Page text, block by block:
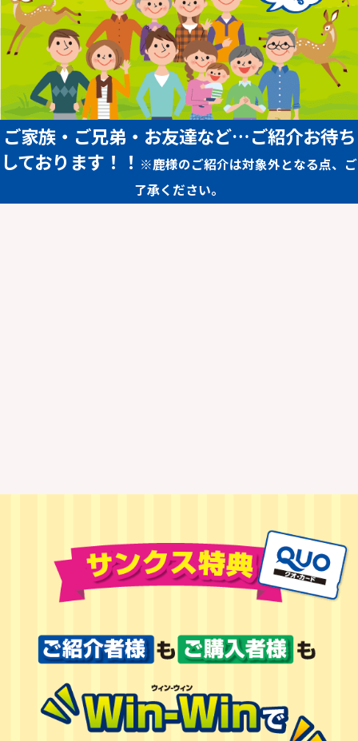
ご家族・ご兄弟・お友達など…ご紹介お待ち
しております！！ ※鹿様のご紹介は対象外となる点、ご
了承ください。